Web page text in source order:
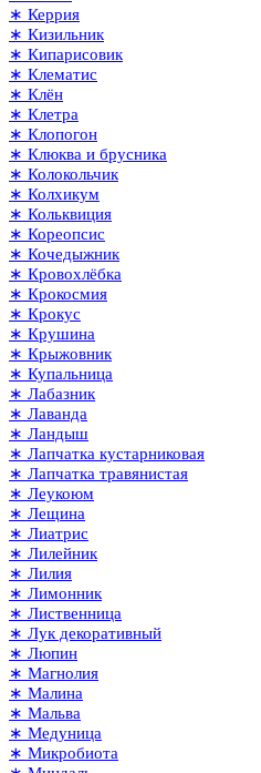
∗ Керрия
∗ Кизильник
∗ Кипарисовик
∗ Клематис
∗ Клён
∗ Клетра
∗ Клопогон
∗ Клюква и брусника
∗ Колокольчик
∗ Колхикум
∗ Кольквиция
∗ Кореопсис
∗ Кочедыжник
∗ Кровохлёбка
∗ Крокосмия
∗ Крокус
∗ Крушина
∗ Крыжовник
∗ Купальница
∗ Лабазник
∗ Лаванда
∗ Ландыш
∗ Лапчатка кустарниковая
∗ Лапчатка травянистая
∗ Леукоюм
∗ Лещина
∗ Лиатрис
∗ Лилейник
∗ Лилия
∗ Лимонник
∗ Лиственница
∗ Лук декоративный
∗ Люпин
∗ Магнолия
∗ Малина
∗ Мальва
∗ Медуница
∗ Микробиота